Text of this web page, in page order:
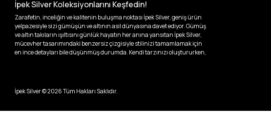
İpek Silver Koleksiyonlarını Keşfedin!
Zarafetin, inceliğin ve kalitenin buluşma noktası İpek Silver, geniş ürün
yelpazesiyle sizi gümüşün ve altının asil dünyasına davet ediyor. Gümüş
ve altın takıların ışıltısını günlük hayatın her anına yansıtan İpek Silver,
mücevher tasarımındaki benzersiz çizgisiyle stilinizi tamamlamak için
en ince detayları bile düşünmüş durumda. Kendi tarzınızı oluştururken,
İpek Silver’da her bir parça, sizin benzersiz hikayenizi anlatıyor. İster
kendinizi ifade etmek için özel bir parça arayışında olun, ister
ölümsüzleştirecek anlara uygun seçeneklerimizle yanınızdayız.
İpek Silver ©2026Tüm Hakları Saklıdır.